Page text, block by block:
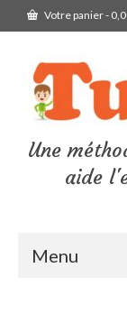
Votre panier-
Une
aide
Menu